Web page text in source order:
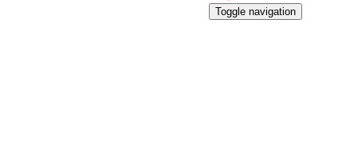
Toggle navigation